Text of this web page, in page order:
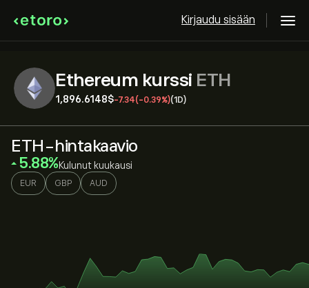
Kirjaudu sisään
Ethereum kurssi ETH
1,896.6148‎$‎-7.34(-0.39%)(1D)
ETH-hintakaavio
‎5.88‎ Kulunut kuukausi
EUR GBP AUD